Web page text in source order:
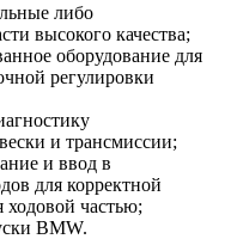
либо
высокого качества;
оборудование для
регулировки
и трансмиссии;
и ввод в
для корректной
ходовой частью;
BMW.